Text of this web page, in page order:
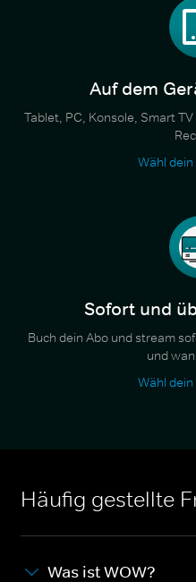
Auf dem
Tablet, PC, Konsole, Smart
Wähl
Sofort und
Buch dein Abo und stream
und
Wähl
Häufig gestellte
Was ist WOW?